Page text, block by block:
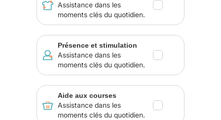
Assistance dans les
moments clés du quotidien.
Présence et stimulation
Assistance dans les
moments clés du quotidien.
Aide aux courses
Assistance dans les
moments clés du quotidien.